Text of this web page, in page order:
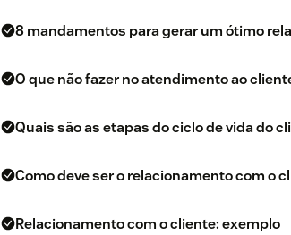
8 mandamentos para gerar um ótimo
O que não fazer no atendimento ao
Quais são as etapas do ciclo de vida do
Como deve ser o relacionamento com o
Relacionamento com o cliente: exemplo